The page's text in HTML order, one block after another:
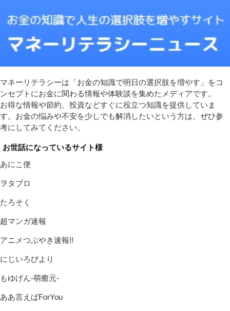
マネーリテラシーは「お金の知識で明日の選択肢を増やす」をコ
ンセプトにお金に関わる情報や体験談を集めたメディアです。
お得な情報や節約、投資などすぐに役立つ知識を提供していま
す。お金の悩みや不安を少しでも解消したいという方は、ぜひ参
考にしてみてください。
お世話になっているサイト様
あにこ便
ヲタブロ
たろそく
超マンガ速報
アニメつぶやき速報!!
にじいろびより
もゆげん-萌癒元-
ああ言えばForYou